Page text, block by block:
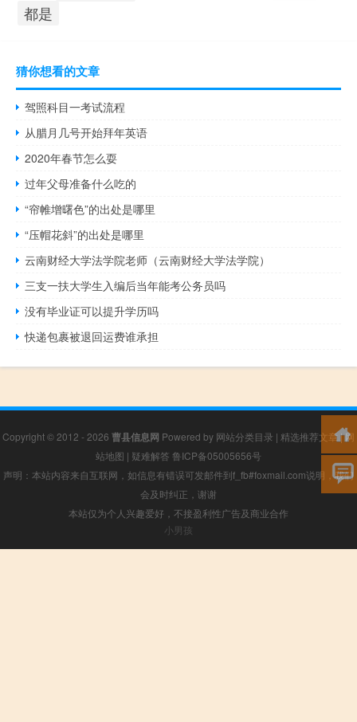
都是
猜你想看的文章
驾照科目一考试流程
从腊月几号开始拜年英语
2020年春节怎么耍
过年父母准备什么吃的
“帘帷增曙色”的出处是哪里
“压帽花斜”的出处是哪里
云南财经大学法学院老师（云南财经大学法学院）
三支一扶大学生入编后当年能考公务员吗
没有毕业证可以提升学历吗
快递包裹被退回运费谁承担
Copyright © 2012 - 2026 曹县信息网 Powered by 网站分类目录 | 精选推荐文章|网
站地图 | 疑难解答 鲁ICP备05005656号
声明：本站内容来自互联网，如信息有错误可发邮件到f_fb#foxmail.com说明，我们
会及时纠正，谢谢
本站仅为个人兴趣爱好，不接盈利性广告及商业合作
小男孩